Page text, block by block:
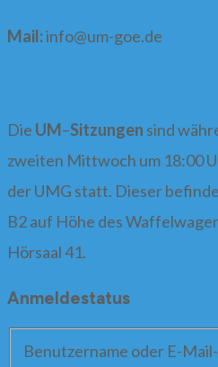
Mail:info@um-goe.de
Die UM–Sitzungen sind
zweiten Mittwoch um 18:00
der UMG statt. Dieser
B2 auf Höhe des
Hörsaal 41.
Anmeldestatus
Benutzername oder E-